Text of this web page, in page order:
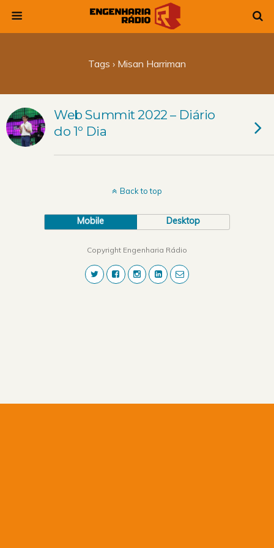
Tags › Misan Harriman
Web Summit 2022 – Diário
do 1º Dia
Back to top
Mobile Desktop
Copyright Engenharia Rádio